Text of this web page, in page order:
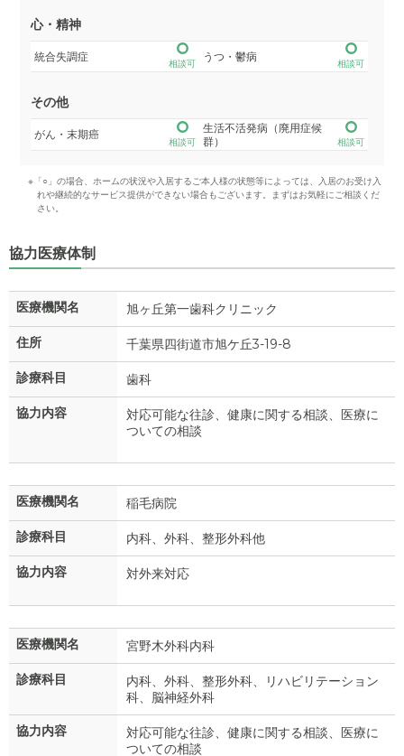
心・精神
統合失調症
相談可
うつ・鬱病
相談可
その他
がん・末期癌
相談可
生活不活発病（廃用症候
群）
相談可
※「○」の場合、ホームの状況や入居するご本人様の状態等によっては、入居のお受け入
れや継続的なサービス提供ができない場合もございます。まずはお気軽にご相談くだ
さい。
協力医療体制
医療機関名 旭ヶ丘第一歯科クリニック
住所 千葉県四街道市旭ケ丘3-19-8
診療科目 歯科
協力内容
対応可能な往診、健康に関する相談、医療に
ついての相談
医療機関名 稲毛病院
診療科目 内科、外科、整形外科他
協力内容 対外来対応
医療機関名 宮野木外科内科
診療科目
内科、外科、整形外科、リハビリテーション
科、脳神経外科
協力内容
対応可能な往診、健康に関する相談、医療に
ついての相談